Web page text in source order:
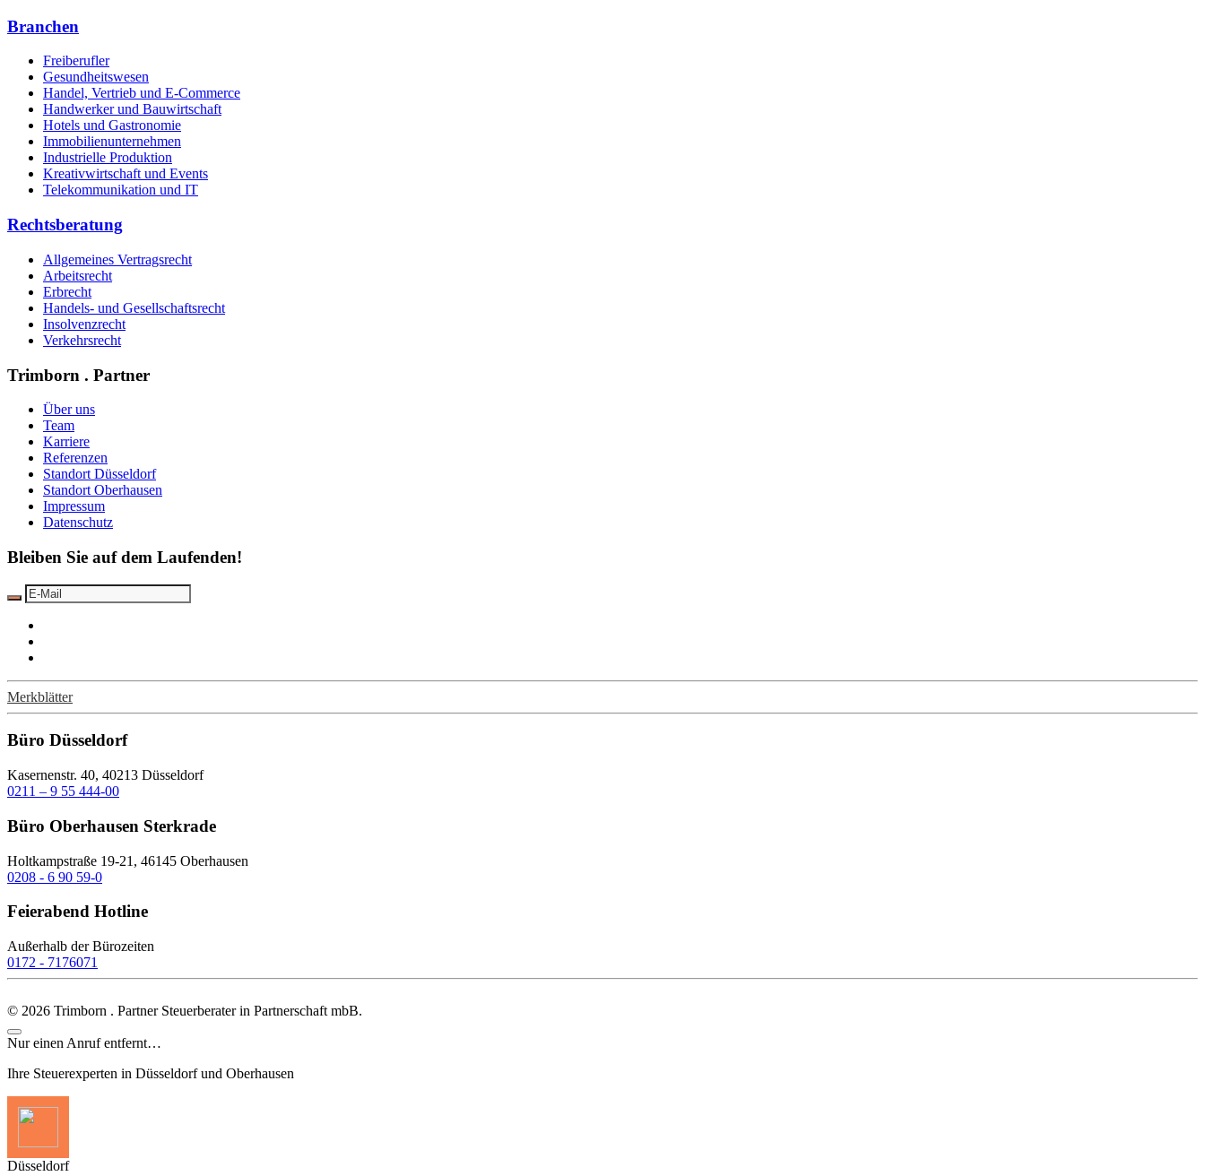
Branchen
Freiberufler
Gesundheitswesen
Handel, Vertrieb und E-Commerce
Handwerker und Bauwirtschaft
Hotels und Gastronomie
Immobilienunternehmen
Industrielle Produktion
Kreativwirtschaft und Events
Telekommunikation und IT
Rechtsberatung
Allgemeines Vertragsrecht
Arbeitsrecht
Erbrecht
Handels- und Gesellschaftsrecht
Insolvenzrecht
Verkehrsrecht
Trimborn . Partner
Über uns
Team
Karriere
Referenzen
Standort Düsseldorf
Standort Oberhausen
Impressum
Datenschutz
Bleiben Sie auf dem Laufenden!
Merkblätter
Büro Düsseldorf
Kasernenstr. 40, 40213 Düsseldorf
0211 – 9 55 444-00
Büro Oberhausen Sterkrade
Holtkampstraße 19-21, 46145 Oberhausen
0208 - 6 90 59-0
Feierabend Hotline
Außerhalb der Bürozeiten
0172 - 7176071
© 2026 Trimborn . Partner Steuerberater in Partnerschaft mbB.
Nur einen Anruf entfernt…
Ihre Steuerexperten in Düsseldorf und Oberhausen
Düsseldorf